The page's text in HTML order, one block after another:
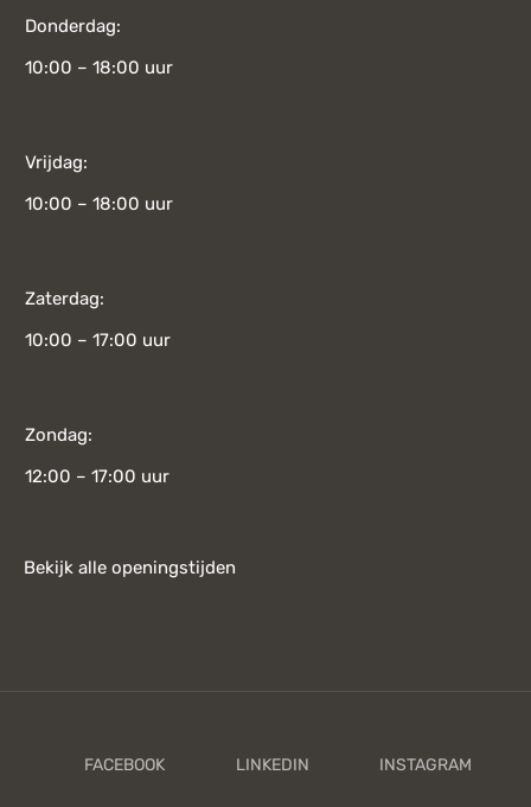
Donderdag:
10:00 – 18:00 uur
Vrijdag:
10:00 – 18:00 uur
Zaterdag:
10:00 – 17:00 uur
Zondag:
12:00 – 17:00 uur
Bekijk alle openingstijden